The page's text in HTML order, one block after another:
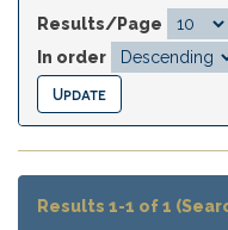
Results/Page
In order
Results 1-1 of 1